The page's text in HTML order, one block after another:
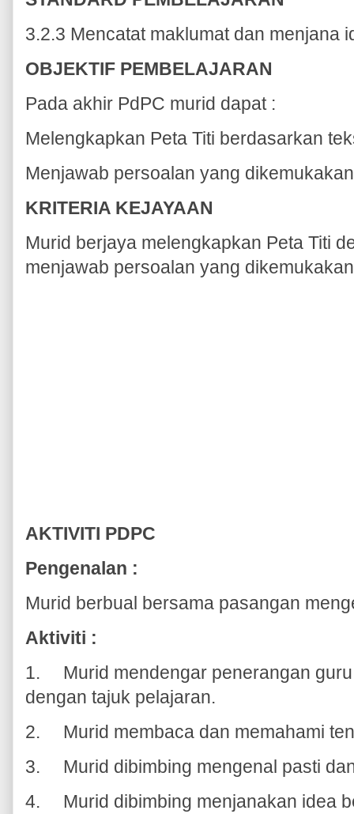
3.2.3 Mencatat maklumat dan menjana
OBJEKTIF PEMBELAJARAN
Pada akhir PdPC murid dapat :
Melengkapkan Peta Titi berdasarkan
Menjawab persoalan yang
KRITERIA KEJAYAAN
Murid berjaya melengkapkan Peta Titi
menjawab persoalan yang
AKTIVITI PDPC
Pengenalan :
Murid berbual bersama pasangan
Aktiviti :
1.
Murid mendengar penerangan
dengan tajuk pelajaran.
2.
Murid membaca dan memahami
3.
Murid dibimbing mengenal pasti
4.
Murid dibimbing menjanakan idea